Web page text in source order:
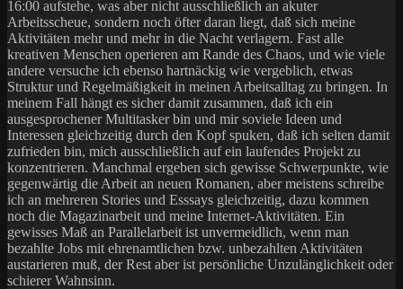
16:00 aufstehe, was aber nicht ausschließlich an akuter
Arbeitsscheue, sondern noch öfter daran liegt, daß sich meine
Aktivitäten mehr und mehr in die Nacht verlagern. Fast alle
kreativen Menschen operieren am Rande des Chaos, und wie viele
andere versuche ich ebenso hartnäckig wie vergeblich, etwas
Struktur und Regelmäßigkeit in meinen Arbeitsalltag zu bringen. In
meinem Fall hängt es sicher damit zusammen, daß ich ein
ausgesprochener Multitasker bin und mir soviele Ideen und
Interessen gleichzeitig durch den Kopf spuken, daß ich selten damit
zufrieden bin, mich ausschließlich auf ein laufendes Projekt zu
konzentrieren. Manchmal ergeben sich gewisse Schwerpunkte, wie
gegenwärtig die Arbeit an neuen Romanen, aber meistens schreibe
ich an mehreren Stories und Esssays gleichzeitig, dazu kommen
noch die Magazinarbeit und meine Internet-Aktivitäten. Ein
gewisses Maß an Parallelarbeit ist unvermeidlich, wenn man
bezahlte Jobs mit ehrenamtlichen bzw. unbezahlten Aktivitäten
austarieren muß, der Rest aber ist persönliche Unzulänglichkeit oder
schierer Wahnsinn.